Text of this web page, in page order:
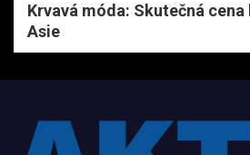
Krvavá móda: Skutečná
Asie